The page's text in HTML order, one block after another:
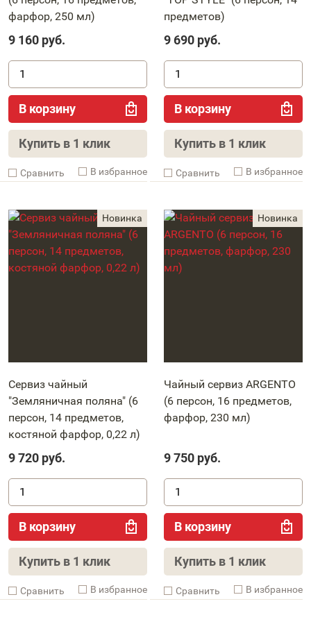
фарфор, 250 мл)
9 160 руб.
В корзину
Купить в 1 клик
Cравнить В избранное
предметов)
9 690 руб.
В корзину
Купить в 1 клик
Cравнить В избранное
Сервиз чайный
"Земляничная поляна" (6
персон, 14 предметов,
костяной фарфор, 0,22 л)
9 720 руб.
В корзину
Купить в 1 клик
Cравнить В избранное
Чайный сервиз ARGENTO
(6 персон, 16 предметов,
фарфор, 230 мл)
9 750 руб.
В корзину
Купить в 1 клик
Cравнить В избранное